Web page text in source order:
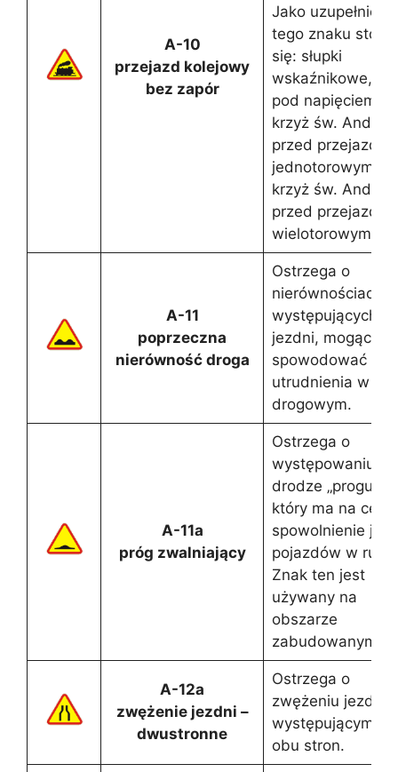
A-10
przejazd kolejowy
bez zapór
Jako
tego znaku
się: słupki
wskaźnikowe,
pod napięciem,
krzyż św.
przed
jednotorowym,
krzyż św.
przed
wielotorowym.
A-11
poprzeczna
nierówność droga
Ostrzega o
nierównościach
występujących
jezdni, mogących
spowodować
utrudnienia w
drogowym.
A-11a
próg zwalniający
Ostrzega o
występowaniu na
drodze „progu” ,
który ma na celu
spowolnienie
pojazdów w
Znak ten jest
używany na
obszarze
zabudowanym.
A-12a
zwężenie jezdni –
dwustronne
Ostrzega o
zwężeniu jezdni
występującym z
obu stron.